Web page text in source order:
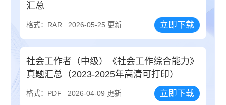
汇总
格式：RAR 2026-05-25 更新 立即下载
社会工作者（中级）《社会工作综合能力》
真题汇总（2023-2025年高清可打印）
格式：PDF 2026-04-09 更新 立即下载